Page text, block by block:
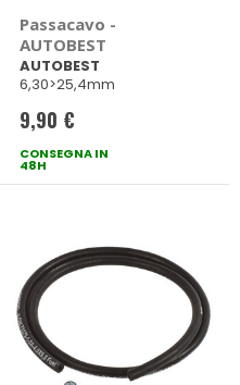
Passacavo -
AUTOBEST
AUTOBEST
6,30>25,4mm
9,90 €
CONSEGNA IN
48H